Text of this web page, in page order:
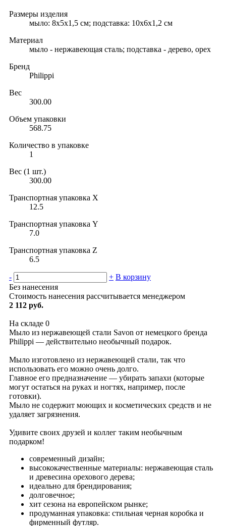
Размеры изделия
мыло: 8х5х1,5 см; подставка: 10х6х1,2 см
Материал
мыло - нержавеющая сталь; подставка - дерево, орех
Бренд
Philippi
Вес
300.00
Объем упаковки
568.75
Количество в упаковке
1
Вес (1 шт.)
300.00
Транспортная упаковка X
12.5
Транспортная упаковка Y
7.0
Транспортная упаковка Z
6.5
- + В корзину
Без нанесения
Стоимость нанесения рассчитывается менеджером
2 112 руб.
На складе 0
Мыло из нержавеющей стали Savon от немецкого бренда
Philippi — действительно необычный подарок.
Мыло изготовлено из нержавеющей стали, так что
использовать его можно очень долго.
Главное его предназначение — убирать запахи (которые
могут остаться на руках и ногтях, например, после
готовки).
Мыло не содержит моющих и косметических средств и не
удаляет загрязнения.
Удивите своих друзей и коллег таким необычным
подарком!
современный дизайн;
высококачественные материалы: нержавеющая сталь
и древесина орехового дерева;
идеально для брендирования;
долговечное;
хит сезона на европейском рынке;
продуманная упаковка: стильная черная коробка и
фирменный футляр.